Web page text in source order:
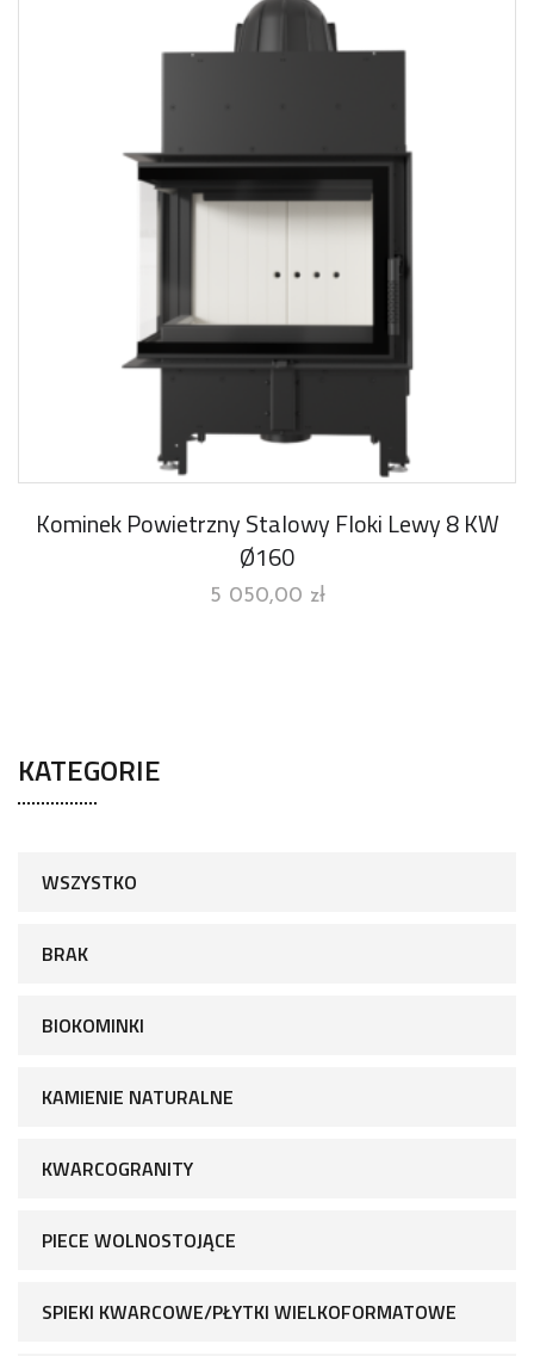
Kominek Powietrzny Stalowy Floki Lewy 8 KW
Ø160
5 050,00 zł
KATEGORIE
WSZYSTKO
BRAK
BIOKOMINKI
KAMIENIE NATURALNE
KWARCOGRANITY
PIECE WOLNOSTOJĄCE
SPIEKI KWARCOWE/PŁYTKI WIELKOFORMATOWE